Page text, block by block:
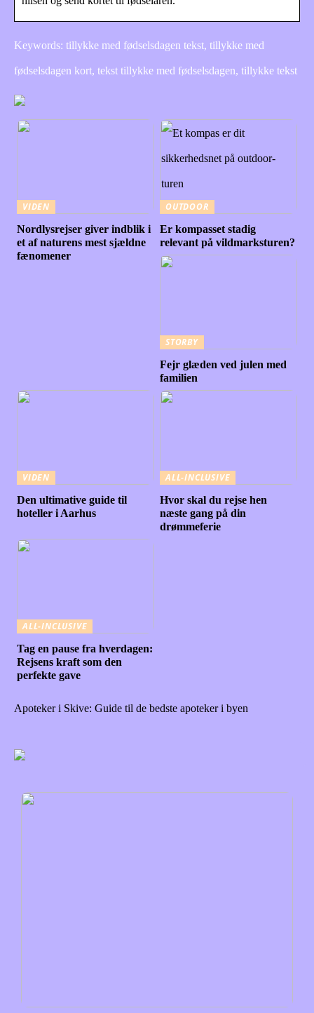
Keywords: tillykke med fødselsdagen tekst, tillykke med
fødselsdagen kort, tekst tillykke med fødselsdagen, tillykke tekst
VIDEN
Nordlysrejser giver indblik i
et af naturens mest sjældne
fænomener
OUTDOOR
Er kompasset stadig
relevant på vildmarksturen?
STORBY
Fejr glæden ved julen med
familien
VIDEN
Den ultimative guide til
hoteller i Aarhus
ALL-INCLUSIVE
Hvor skal du rejse hen
næste gang på din
drømmeferie
ALL-INCLUSIVE
Tag en pause fra hverdagen:
Rejsens kraft som den
perfekte gave
Apoteker i Skive: Guide til de bedste apoteker i byen